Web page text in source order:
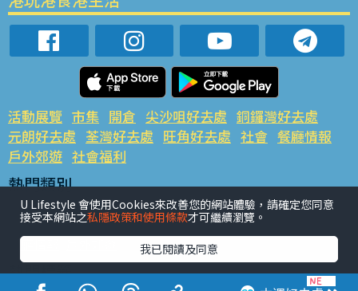
活動展覽 市集 開倉 尖沙咀好去處 銅鑼灣好去處
元朗好去處 荃灣好去處 旺角好去處 社會 餐廳情報
戶外郊遊 社會福利
熱門類別
網民熱話 活動展覽 市集 開倉 尖沙咀好去處
銅鑼灣好去處 元朗好去處 荃灣好去處 旺角好去處
餐廳情報
熱門標籤
U Lifestyle 會使用Cookies來改善您的網站體驗，請確定您同意
接受本網站之私隱政策和使用條款才可繼續瀏覽。
我已閱讀及同意